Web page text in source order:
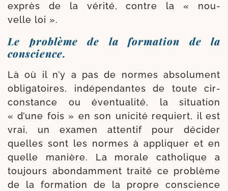
exprès de la véri­té, contre la « nou­
velle loi ».
Le problème de la formation de la
conscience.
Là où il n’y a pas de normes abso­lu­ment
obli­ga­toires, indé­pendantes de toute cir­
cons­tance ou éven­tua­li­té, la situa­tion
« d’une fois » en son uni­ci­té requiert, il est
vrai, un exa­men atten­tif pour déci­der
quelles sont les normes à appli­quer et en
quelle manière. La morale catho­lique a
tou­jours abon­dam­ment trai­té ce pro­blème
de la for­ma­tion de la propre conscience